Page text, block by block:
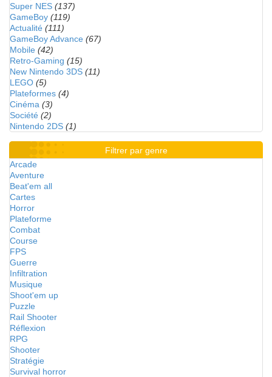
Super NES (137)
GameBoy (119)
Actualité (111)
GameBoy Advance (67)
Mobile (42)
Retro-Gaming (15)
New Nintendo 3DS (11)
LEGO (5)
Plateformes (4)
Cinéma (3)
Société (2)
Nintendo 2DS (1)
Filtrer par genre
Arcade
Aventure
Beat'em all
Cartes
Horror
Plateforme
Combat
Course
FPS
Guerre
Infiltration
Musique
Shoot'em up
Puzzle
Rail Shooter
Réflexion
RPG
Shooter
Stratégie
Survival horror